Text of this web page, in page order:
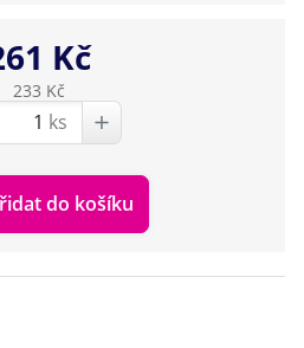
Kč
233 Kč
ks
do košíku